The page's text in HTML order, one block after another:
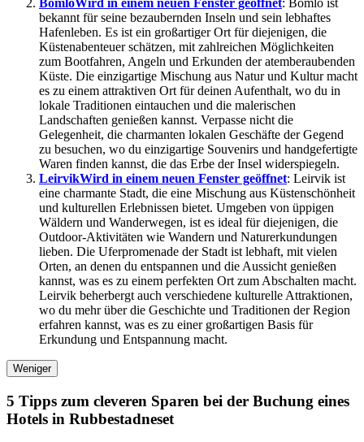
BomloWird in einem neuen Fenster geöffnet: Bomlo ist
bekannt für seine bezaubernden Inseln und sein lebhaftes
Hafenleben. Es ist ein großartiger Ort für diejenigen, die
Küstenabenteuer schätzen, mit zahlreichen Möglichkeiten
zum Bootfahren, Angeln und Erkunden der atemberaubenden
Küste. Die einzigartige Mischung aus Natur und Kultur macht
es zu einem attraktiven Ort für deinen Aufenthalt, wo du in
lokale Traditionen eintauchen und die malerischen
Landschaften genießen kannst. Verpasse nicht die
Gelegenheit, die charmanten lokalen Geschäfte der Gegend
zu besuchen, wo du einzigartige Souvenirs und handgefertigte
Waren finden kannst, die das Erbe der Insel widerspiegeln.
LeirvikWird in einem neuen Fenster geöffnet: Leirvik ist
eine charmante Stadt, die eine Mischung aus Küstenschönheit
und kulturellen Erlebnissen bietet. Umgeben von üppigen
Wäldern und Wanderwegen, ist es ideal für diejenigen, die
Outdoor-Aktivitäten wie Wandern und Naturerkundungen
lieben. Die Uferpromenade der Stadt ist lebhaft, mit vielen
Orten, an denen du entspannen und die Aussicht genießen
kannst, was es zu einem perfekten Ort zum Abschalten macht.
Leirvik beherbergt auch verschiedene kulturelle Attraktionen,
wo du mehr über die Geschichte und Traditionen der Region
erfahren kannst, was es zu einer großartigen Basis für
Erkundung und Entspannung macht.
Weniger
5 Tipps zum cleveren Sparen bei der Buchung eines
Hotels in Rubbestadneset